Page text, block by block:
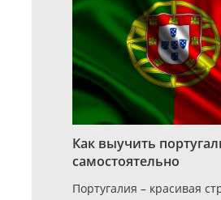
Как выучить
самостоятельно
Португалия – красивая